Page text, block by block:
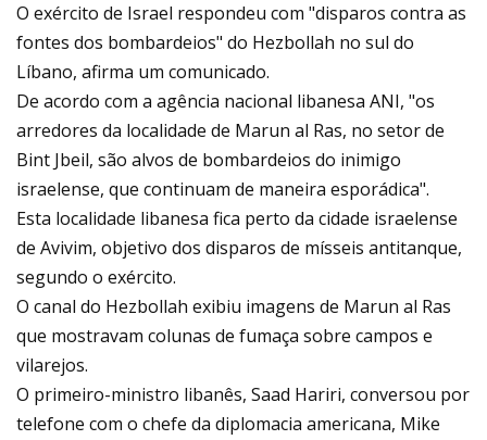
O exército de Israel respondeu com "disparos contra as
fontes dos bombardeios" do Hezbollah no sul do
Líbano, afirma um comunicado.
De acordo com a agência nacional libanesa ANI, "os
arredores da localidade de Marun al Ras, no setor de
Bint Jbeil, são alvos de bombardeios do inimigo
israelense, que continuam de maneira esporádica".
Esta localidade libanesa fica perto da cidade israelense
de Avivim, objetivo dos disparos de mísseis antitanque,
segundo o exército.
O canal do Hezbollah exibiu imagens de Marun al Ras
que mostravam colunas de fumaça sobre campos e
vilarejos.
O primeiro-ministro libanês, Saad Hariri, conversou por
telefone com o chefe da diplomacia americana, Mike